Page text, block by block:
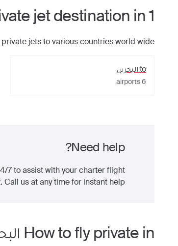
1
destination in
jets to various countries world wide
toالبحرين
6
airports
Need help?
7 to assist with your charter flight
Call us at any time for instant help.
How to fly private in